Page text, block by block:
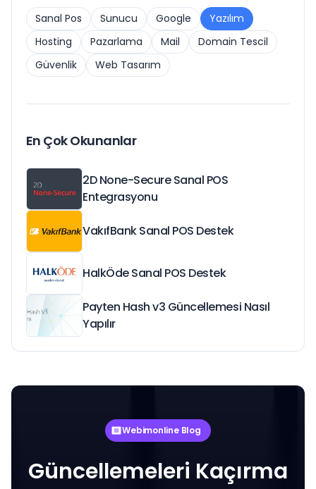
Sanal Pos Sunucu Google
Yazılım
Hosting
Pazarlama Mail
Domain Tescil
Güvenlik
Web Tasarım
En Çok Okunanlar
2D None-Secure Sanal POS
Entegrasyonu
VakıfBank Sanal POS Destek
HalkÖde Sanal POS Destek
Payten Hash v3 Güncellemesi Nasıl
Yapılır
Webimonline Blog
Güncellemeleri Kaçırma